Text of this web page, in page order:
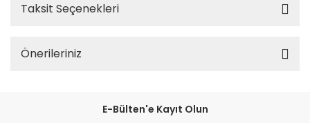
Taksit Seçenekleri
Önerileriniz
E-Bülten'e Kayıt Olun